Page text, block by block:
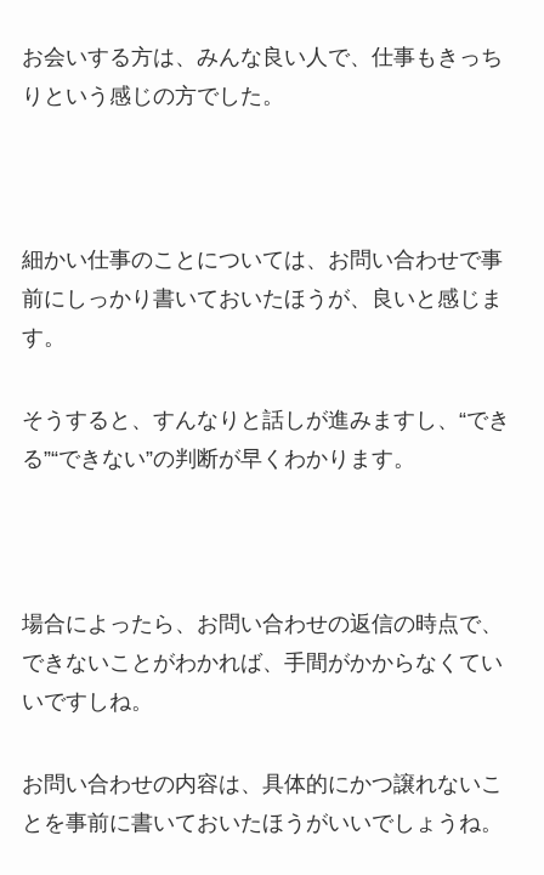
お会いする方は、みんな良い人で、仕事もきっち
りという感じの方でした。
細かい仕事のことについては、お問い合わせで事
前にしっかり書いておいたほうが、良いと感じま
す。
そうすると、すんなりと話しが進みますし、“でき
る”“できない”の判断が早くわかります。
場合によったら、お問い合わせの返信の時点で、
できないことがわかれば、手間がかからなくてい
いですしね。
お問い合わせの内容は、具体的にかつ譲れないこ
とを事前に書いておいたほうがいいでしょうね。